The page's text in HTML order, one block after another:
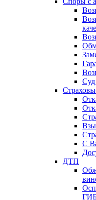
Суд
С
ДТП